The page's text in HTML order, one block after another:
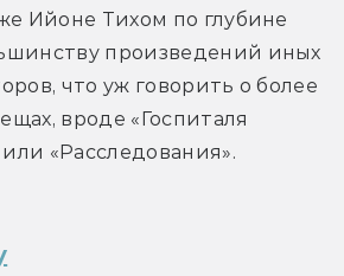
Ийоне Тихом по глубине
произведений иных
что уж говорить о более
вроде «Госпиталя
«Расследования».